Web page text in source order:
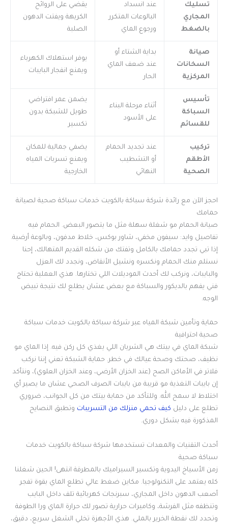
تسليك
المجاري
بالضغط
عند انسداد
البالوعات المتكرر
ورجوع الماي
يقضي على الروائح
الكريهة ويفتت الدهون
الصلبة
صيانة
السخانات
المركزية
بداية الشتاء أو
عند ضعف الماي
الحار
يوفر استهلاك الكهرباء
ويمنع انفجار البايبات
تأسيس
السباكة
للقسائم
أثناء مرحلة البناء
على الأسود
يضمن عمر افتراضي
طويل للشبكة بدون
تكسير
تركيب
الأطقم
الصحية
عند تجديد الحمام
أو التشطيب
النهائي
يضفي جمالية للمكان
ويمنع تسربات المياه
الخارجية
احجز الآن مع رائدة شركة سباكة بالكويت خدمات سباكة صحية لصيانة
حمامك
صيانة الحمام مو شغلة سهلة مثل ما يتصور البعض. الحمام فيه
تفاصيل وايد: سيفون مخفي، شاور بوكس، خلاط مدفون، وبالوعة أرضية.
إذا تبي تجدد حمامك بالكامل وتفتك من شكله القديم المتهالك، إحنا
نستلم منك الحمام ونكسره ونشيل الأنقاض، ونجدد لك العزل
والبايبات، ونركب لك أحدث الموديلات اللي تختارها. هذي العملية تحتاج
فني يفهم بالديكور والسباكة مع بعض عشان يطلع لك نتيجة تبيض
الوجه.
حماية وتأمين شبكة المياه عبر شركة سباكة بالكويت خدمات سباكة
صحية احترافية
شبكة الماي في بيتك هي الشريان اللي يغذي كل ركن فيه. إذا الماي مو
نظيف، صحتك وصحة عيالك في خطر. حماية الشبكة تعني إننا نركب
فلاتر في الأماكن الصح (عند الخزان الأرضي، وعند الخزان العلوي)، ونتأكد
إن بايبات التغذية مو قريبة من بايبات الصرف الصحي عشان ما يصير أي
اختلاط لا سمح الله. وللتأكد من حماية بيتك من كل الجوانب، ضروري
تطلع على دليل كيف تحمي منزلك من التسريبات وتطبق النصايح
المذكورة فيه بشكل دوري.
أحدث التقنيات والمعدات تستخدمها شركة سباكة بالكويت خدمات
سباكة صحية
زمن الأسياخ اليدوية وتكسير السيراميك بالمطرقة انتهى! الحين شغلنا
كله يعتمد على التكنولوجيا. مكاين ضغط عالي تطلع الماي بقوة تفجر
أصعب الدهون داخل المجاري، سبرنجات كهربائية تلف داخل البايب
وتنظفه مثل الفرشة، وكاميرات حرارية تصور لك حرارة الماي ورا الطوفة
وتحدد لك نقطة الخرير بالملي. هذي الأجهزة تخلي الشغل سريع، دقيق،